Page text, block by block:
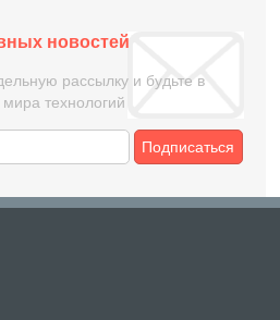
новостей
рассылку и будьте в
технологий
Подписаться